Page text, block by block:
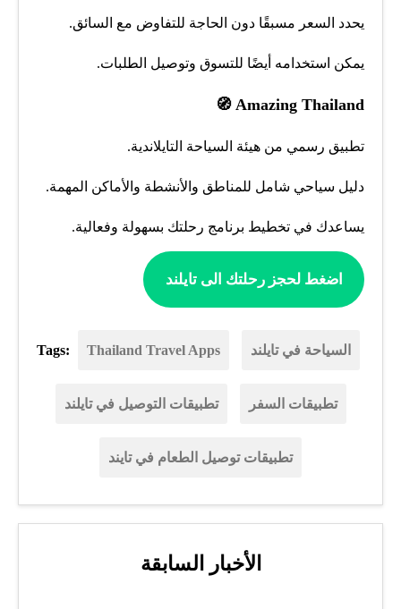
يحدد السعر مسبقًا دون الحاجة للتفاوض مع السائق.
يمكن استخدامه أيضًا للتسوق وتوصيل الطلبات.
🧭 Amazing Thailand
تطبيق رسمي من هيئة السياحة التايلاندية.
دليل سياحي شامل للمناطق والأنشطة والأماكن المهمة.
يساعدك في تخطيط برنامج رحلتك بسهولة وفعالية.
اضغط لحجز رحلتك الى تايلند
Tags: Thailand Travel Apps السياحة في تايلند
تطبيقات التوصيل في تايلند تطبيقات السفر
تطبيقات توصيل الطعام في تايند
الأخبار السابقة